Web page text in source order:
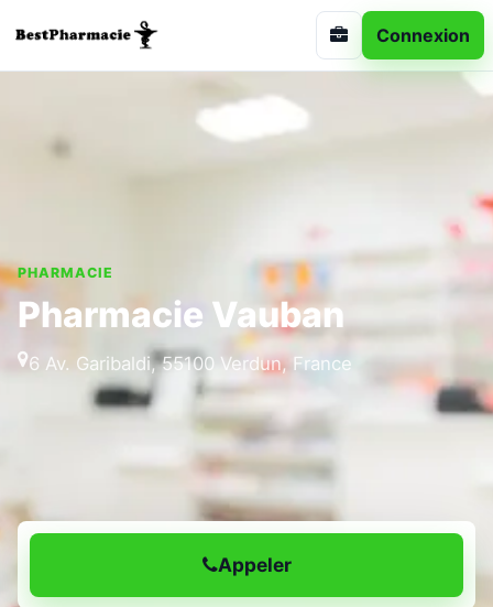
Connexion
PHARMACIE
Pharmacie Vauban
6 Av. Garibaldi, 55100 Verdun, France
Appeler